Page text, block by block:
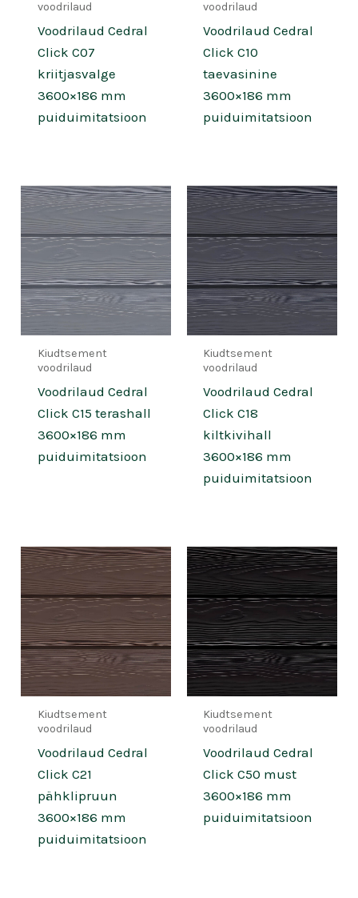
voodrilaud
Voodrilaud Cedral
Click C07
kriitjasvalge
3600×186 mm
puiduimitatsioon
voodrilaud
Voodrilaud Cedral
Click C10
taevasinine
3600×186 mm
puiduimitatsioon
Kiudtsement
voodrilaud
Voodrilaud Cedral
Click C15 terashall
3600×186 mm
puiduimitatsioon
Kiudtsement
voodrilaud
Voodrilaud Cedral
Click C18
kiltkivihall
3600×186 mm
puiduimitatsioon
Kiudtsement
voodrilaud
Voodrilaud Cedral
Click C21
pähklipruun
3600×186 mm
puiduimitatsioon
Kiudtsement
voodrilaud
Voodrilaud Cedral
Click C50 must
3600×186 mm
puiduimitatsioon